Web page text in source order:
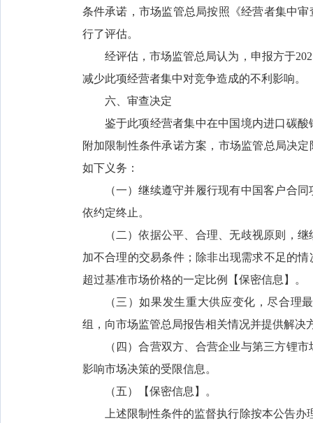
条件承诺，市场监管总局按照《经营者集中
行了评估。
经评估，市场监管总局认为，申报方于
减少此项经营者集中对竞争造成的不利影响。
六、审查决定
鉴于此项经营者集中在中国境内进口碳
附加限制性条件承诺方案，市场监管总局决
如下义务：
（一）继续遵守并履行现有中国客户合
依约定终止。
（二）依据公平、合理、无歧视原则，
加不合理的交易条件；除非出现需求不足的
超过基准市场价格的一定比例【保密信息】。
（三）如果发生重大供应变化，尽合理
组，向市场监管总局报告相关情况并提供解决
（四）合营双方、合营企业与第三方锂
影响市场决策的受限信息。
（五）【保密信息】。
上述限制性条件的监督执行除按本公告